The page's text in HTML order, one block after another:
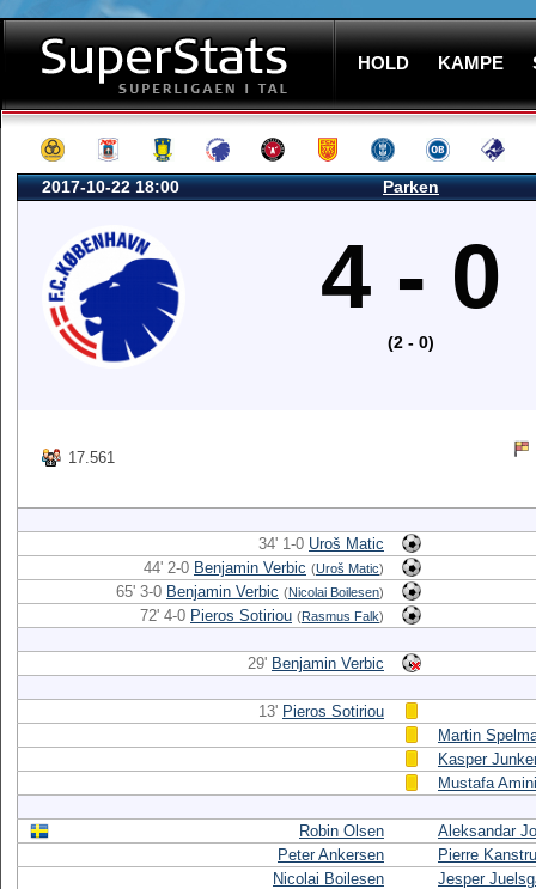
HOLD KAMPE
2017-10-22 18:00 Parken
4 - 0
(2 - 0)
17.561
34' 1-0 Uroš Matic
44' 2-0 Benjamin Verbic (Uroš Matic)
65' 3-0 Benjamin Verbic (Nicolai Boilesen)
72' 4-0 Pieros Sotiriou (Rasmus Falk)
29' Benjamin Verbic
13' Pieros Sotiriou
Martin
Kasper
Mustafa Amini
Robin Olsen
Aleksandar
Peter Ankersen
Pierre
Nicolai Boilesen
Jesper